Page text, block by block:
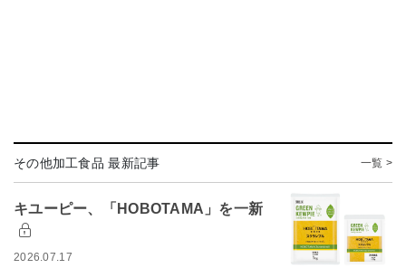
その他加工食品 最新記事 一覧 >
キユーピー、「HOBOTAMA」を一新
2026.07.17